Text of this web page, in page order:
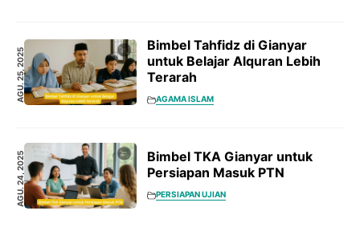
AGU. 25, 2025
Bimbel Tahfidz di Gianyar
untuk Belajar Alquran Lebih
Terarah
AGAMA ISLAM
AGU. 24, 2025
Bimbel TKA Gianyar untuk
Persiapan Masuk PTN
PERSIAPAN UJIAN